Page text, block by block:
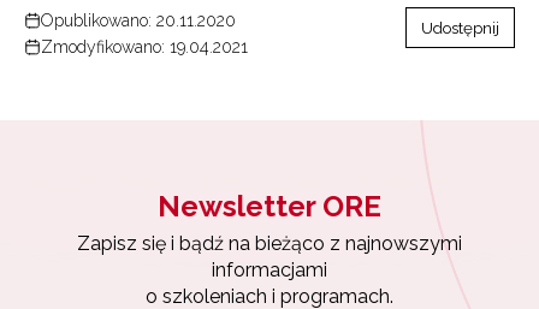
Opublikowano: 20.11.2020
Zmodyfikowano: 19.04.2021
Udostępnij
Newsletter ORE
Zapisz się i bądź na bieżąco z najnowszymi
informacjami
o szkoleniach i programach.